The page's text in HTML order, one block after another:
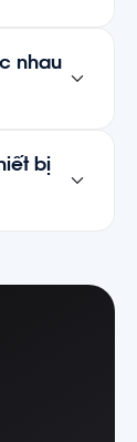
nhau
bị